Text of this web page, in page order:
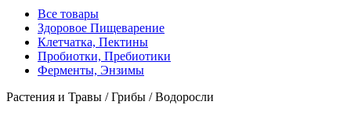
Все товары
Здоровое Пищеварение
Клетчатка, Пектины
Пробиотки, Пребиотики
Ферменты, Энзимы
Растения и Травы / Грибы / Водоросли